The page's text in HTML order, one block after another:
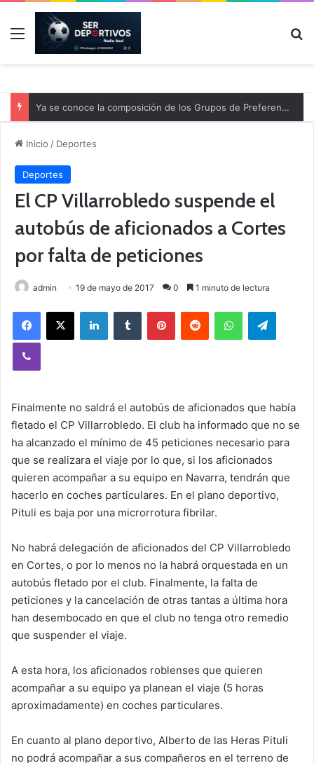
Menú
Ya se conoce la composición de los Grupos de Preferente y el calendario
Inicio / Deportes
Deportes
El CP Villarrobledo suspende el
autobús de aficionados a Cortes
por falta de peticiones
admin 19 de mayo de 2017 0 1 minuto de lectura
Finalmente no saldrá el autobús de aficionados que había
fletado el CP Villarrobledo. El club ha informado que no se
ha alcanzado el mínimo de 45 peticiones necesario para
que se realizara el viaje por lo que, si los aficionados
quieren acompañar a su equipo en Navarra, tendrán que
hacerlo en coches particulares. En el plano deportivo,
Pituli es baja por una microrrotura fibrilar.
No habrá delegación de aficionados del CP Villarrobledo
en Cortes, o por lo menos no la habrá orquestada en un
autobús fletado por el club. Finalmente, la falta de
peticiones y la cancelación de otras tantas a última hora
han desembocado en que el club no tenga otro remedio
que suspender el viaje.
A esta hora, los aficionados roblenses que quieren
acompañar a su equipo ya planean el viaje (5 horas
aproximadamente) en coches particulares.
En cuanto al plano deportivo, Alberto de las Heras Pituli
no podrá acompañar a sus compañeros en el terreno de